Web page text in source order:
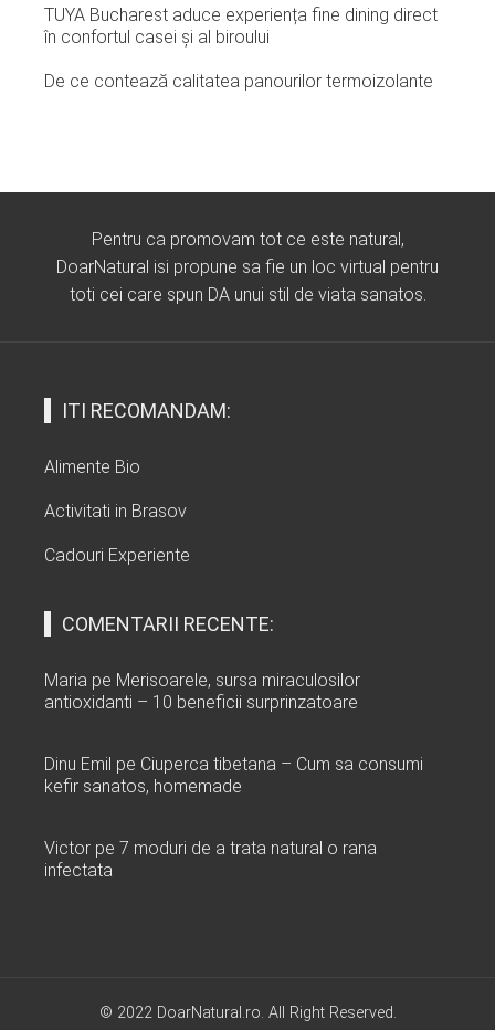
TUYA Bucharest aduce experiența fine dining direct
în confortul casei și al biroului
De ce contează calitatea panourilor termoizolante
Pentru ca promovam tot ce este natural,
DoarNatural isi propune sa fie un loc virtual pentru
toti cei care spun DA unui stil de viata sanatos.
ITI RECOMANDAM:
Alimente Bio
Activitati in Brasov
Cadouri Experiente
COMENTARII RECENTE:
Maria pe Merisoarele, sursa miraculosilor
antioxidanti – 10 beneficii surprinzatoare
Dinu Emil pe Ciuperca tibetana – Cum sa consumi
kefir sanatos, homemade
Victor pe 7 moduri de a trata natural o rana
infectata
© 2022 DoarNatural.ro. All Right Reserved.